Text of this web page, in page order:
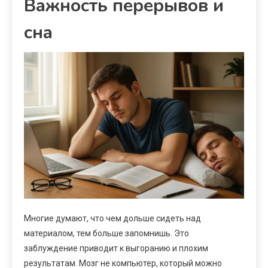
Важность перерывов и
сна
Многие думают, что чем дольше сидеть над
материалом, тем больше запомнишь. Это
заблуждение приводит к выгоранию и плохим
результатам. Мозг не компьютер, который можно